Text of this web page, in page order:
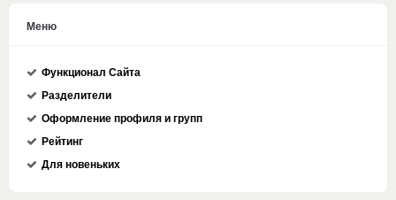
Меню
Функционал Сайта
Разделители
Оформление профиля и групп
Рейтинг
Для новеньких